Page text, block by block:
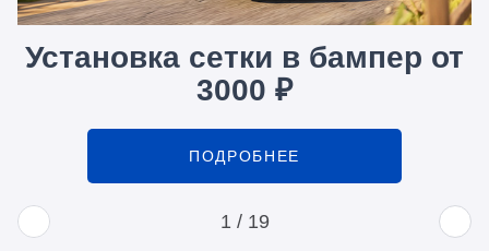
Установка сетки в бампер от
3000 ₽
ПОДРОБНЕЕ
1 / 19